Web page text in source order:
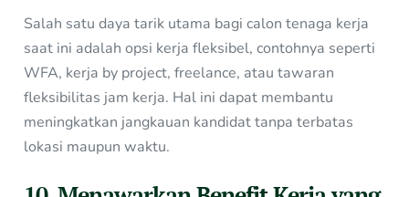
Salah satu daya tarik utama bagi calon tenaga kerja
saat ini adalah opsi kerja fleksibel, contohnya seperti
WFA, kerja by project, freelance, atau tawaran
fleksibilitas jam kerja. Hal ini dapat membantu
meningkatkan jangkauan kandidat tanpa terbatas
lokasi maupun waktu.